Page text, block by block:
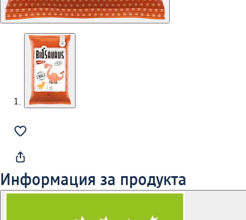
Информация за продукта